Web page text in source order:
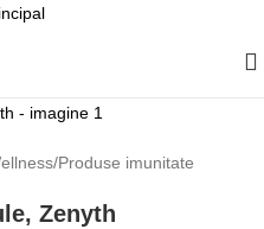
/Produse imunitate
Zenyth